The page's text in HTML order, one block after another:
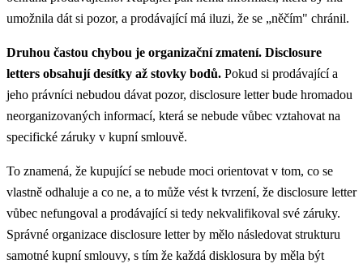
umožnila dát si pozor, a prodávající má iluzi, že se „něčím" chránil.
Druhou častou chybou je organizační zmatení. Disclosure
letters obsahují desítky až stovky bodů. Pokud si prodávající a
jeho právníci nebudou dávat pozor, disclosure letter bude hromadou
neorganizovaných informací, která se nebude vůbec vztahovat na
specifické záruky v kupní smlouvě.
To znamená, že kupující se nebude moci orientovat v tom, co se
vlastně odhaluje a co ne, a to může vést k tvrzení, že disclosure letter
vůbec nefungoval a prodávající si tedy nekvalifikoval své záruky.
Správné organizace disclosure letter by mělo následovat strukturu
samotné kupní smlouvy, s tím že každá disklosura by měla být